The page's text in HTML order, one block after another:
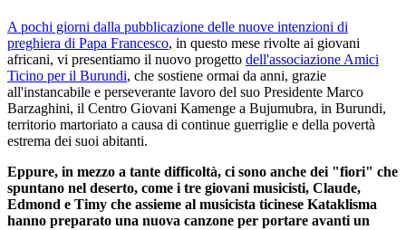
A pochi giorni dalla pubblicazione delle nuove intenzioni di
preghiera di Papa Francesco, in questo mese rivolte ai giovani
africani, vi presentiamo il nuovo progetto dell'associazione Amici
Ticino per il Burundi, che sostiene ormai da anni, grazie
all'instancabile e perseverante lavoro del suo Presidente Marco
Barzaghini, il Centro Giovani Kamenge a Bujumubra, in Burundi,
territorio martoriato a causa di continue guerriglie e della povertà
estrema dei suoi abitanti.
Eppure, in mezzo a tante difficoltà, ci sono anche dei "fiori" che
spuntano nel deserto, come i tre giovani musicisti, Claude,
Edmond e Timy che assieme al musicista ticinese Kataklisma
hanno preparato una nuova canzone per portare avanti un